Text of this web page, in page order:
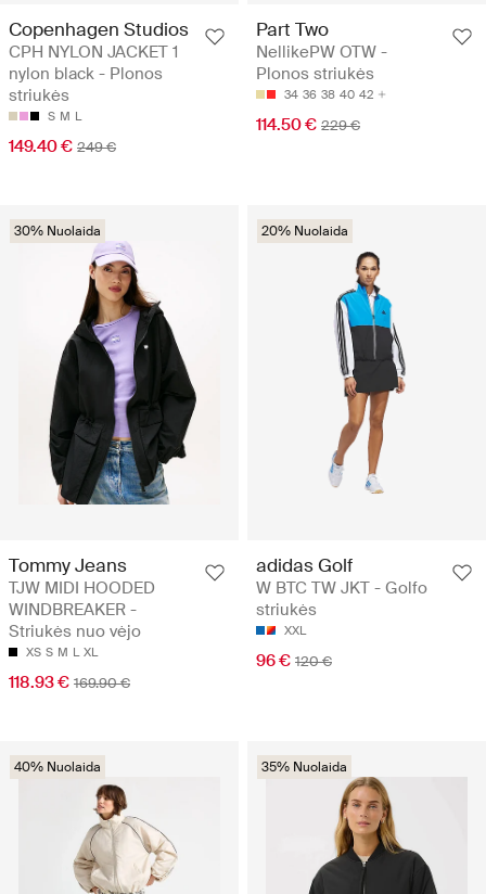
Copenhagen Studios
CPH NYLON JACKET 1
nylon black - Plonos
striukės
S M L
149.40 € 249 €
Part Two
NellikePW OTW -
Plonos striukės
34 36 38 40 42
114.50 € 229 €
30% Nuolaida
Tommy Jeans
TJW MIDI HOODED
WINDBREAKER -
Striukės nuo vėjo
XS S M L XL
118.93 € 169.90 €
20% Nuolaida
adidas Golf
W BTC TW JKT - Golfo
striukės
XXL
96 € 120 €
40% Nuolaida 35% Nuolaida